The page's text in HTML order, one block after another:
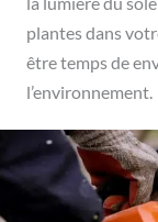
plantes dans
être temps de
l’environnement.